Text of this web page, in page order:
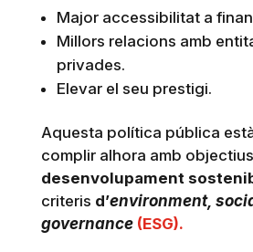
Major accessibilitat a
Millors relacions amb
privades.
Elevar el seu prestigi.
Aquesta política pública
complir alhora amb
desenvolupament
criteris d’environment,
governance (ESG).